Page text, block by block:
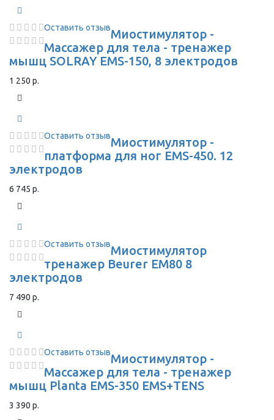
Оставить отзывМиостимулятор -
Массажер для тела - тренажер
мышц SOLRAY EMS-150, 8 электродов
1 250 р.
Оставить отзывМиостимулятор -
платформа для ног EMS-450. 12
электродов
6 745 р.
Оставить отзывМиостимулятор
тренажер Beurer EM80 8
электродов
7 490 р.
Оставить отзывМиостимулятор -
Массажер для тела - тренажер
мышц Planta EMS-350 EMS+TENS
3 390 р.